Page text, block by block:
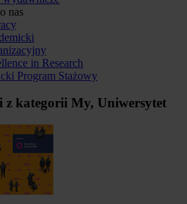
nas
in Research
Program Stażowy
z kategorii My, Uniwersytet